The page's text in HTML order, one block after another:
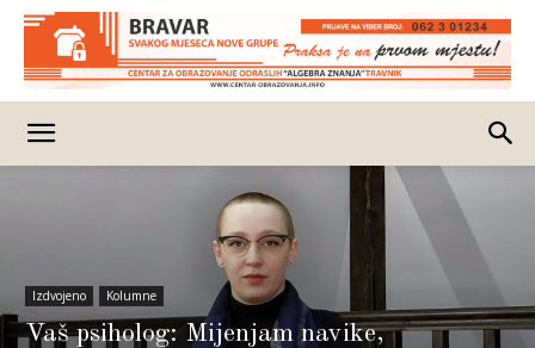
Izdvojeno Kolumne
Vaš psiholog: Mijenjam navike,